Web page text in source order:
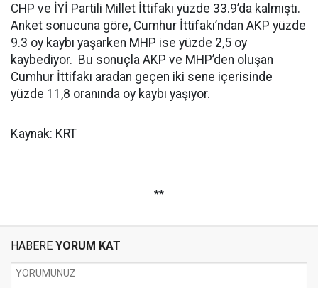
CHP ve İYİ Partili Millet İttifakı yüzde 33.9’da kalmıştı.
Anket sonucuna göre, Cumhur İttifakı’ndan AKP yüzde
9.3 oy kaybı yaşarken MHP ise yüzde 2,5 oy
kaybediyor. Bu sonuçla AKP ve MHP’den oluşan
Cumhur İttifakı aradan geçen iki sene içerisinde
yüzde 11,8 oranında oy kaybı yaşıyor.
Kaynak: KRT
**
HABERE YORUM KAT